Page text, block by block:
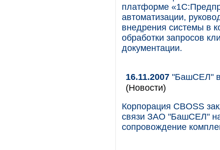
платформе
автоматизации,
внедрения системы в
обработки запросов
документации.
16.11.2007 "БашСЕЛ"
(Новости)
Корпорация CBOSS
связи ЗАО "БашСЕЛ" на
сопровождение